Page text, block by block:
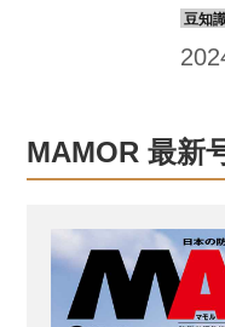
スイ
な？
の熱
ザー
催。
ザー
部方
MAMOR 最新